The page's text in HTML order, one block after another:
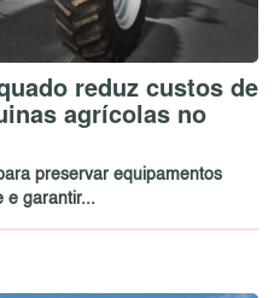
reduz custos de
agrícolas no
preservar equipamentos
e garantir...